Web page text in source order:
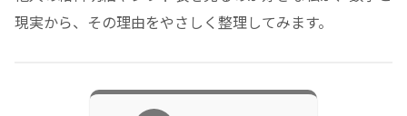
現実から、その理由をやさしく整理してみます。